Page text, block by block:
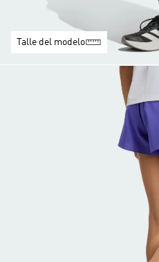
Talle del modelo